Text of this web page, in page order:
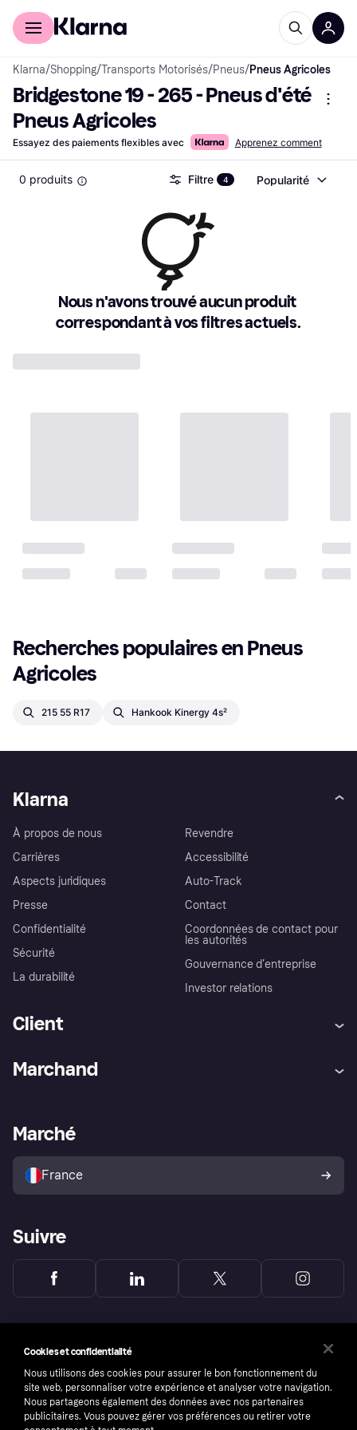
Acheter avec Klarna
Klarna/Shopping/Transports Motorisés/Pneus/Pneus Agricoles
Bridgestone 19 - 265 - Pneus d'été
Pneus Agricoles
Essayez des paiements flexibles avec Apprenez comment
0 produits Filtre 4 Popularité
Nous n'avons trouvé aucun produit
correspondant à vos filtres actuels.
Recherches populaires en Pneus
Agricoles
215 55 R17 Hankook Kinergy 4s²
Klarna
À propos de nous
Carrières
Aspects juridiques
Presse
Confidentialité
Sécurité
La durabilité
Revendre
Accessibilité
Auto-Track
Contact
Coordonnées de contact pour
les autorités
Gouvernance d’entreprise
Investor relations
Client
Explorez les magasins
Politique de protection de
l’acheteur Klarna
Marchand
Portail Marchand
Marché
France
Suivre
Cookies et confidentialité
Nous utilisons des cookies pour assurer le bon fonctionnement du
site web, personnaliser votre expérience et analyser votre navigation.
Nous partageons également des données avec nos partenaires
publicitaires. Vous pouvez gérer vos préférences ou retirer votre